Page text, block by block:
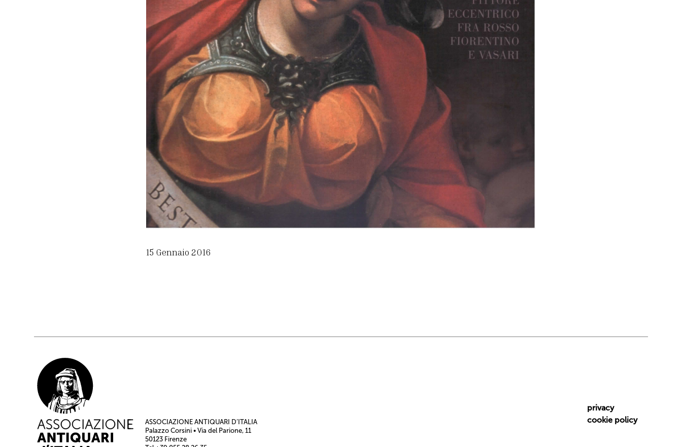
15 Gennaio 2016
ASSOCIAZIONE ANTIQUARI D’ITALIA
Palazzo Corsini • Via del Parione, 11
50123 Firenze
privacy
cookie policy